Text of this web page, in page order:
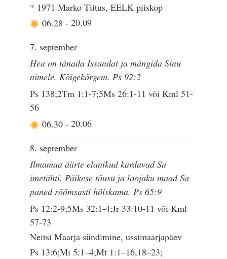
* 1971 Marko Tiitus, EELK piiskop
06.28 - 20.09
7. september
Hea on tänada Issandat ja mängida Sinu
nimele, Kõigekõrgem. Ps 92:2
Ps 138;2Tm 1:1-7;5Ms 26:1-11 või Kml 51-
56
06.30 - 20.06
8. september
Ilmamaa äärte elanikud kardavad Su
imetähti. Päikese tõusu ja loojaku maad Sa
paned rõõmsasti hõiskama. Ps 65:9
Ps 12:2-9;5Ms 32:1-4;Jr 33:10-11 või Kml
57-73
Neitsi Maarja sündimine, ussimaarjapäev
Ps 13:6;Mi 5:1–4;Mt 1:1–16,18–23;